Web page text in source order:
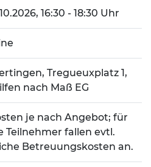
16:30 - 18:30 Uhr
Tregueuxplatz 1,
nach Maß EG
je nach Angebot; für
Teilnehmer fallen evtl.
Betreuungskosten an.